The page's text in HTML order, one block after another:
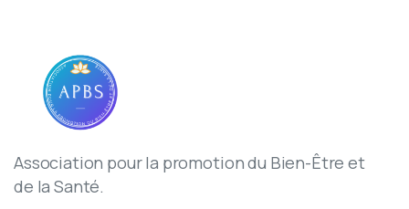
Association pour la promotion du Bien-Être et
de la Santé.